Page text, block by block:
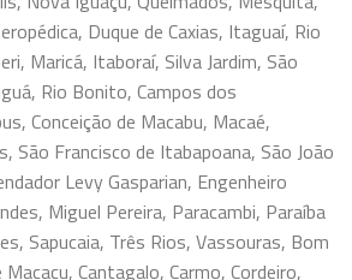
Duque de Caxias, Itaguaí, Rio
Maricá, Itaboraí, Silva Jardim, São
Rio Bonito, Campos dos
Conceição de Macabu, Macaé,
São Francisco de Itabapoana, São João
Levy Gasparian, Engenheiro
Miguel Pereira, Paracambi, Paraíba
Sapucaia, Três Rios, Vassouras, Bom
Macacu, Cantagalo, Carmo, Cordeiro,